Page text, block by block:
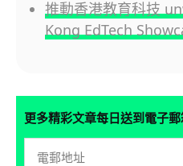
推動香港教育科技
Kong EdTech
更多精彩文章每日送到電子